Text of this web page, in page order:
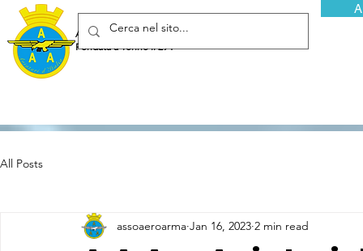
Associazione Arma Aeronautica - Aviatori d'Italia ETS
Fondata a Torino il 29 febbraio 1952
All Posts
assoaeroarma Jan 16, 2023 2 min read